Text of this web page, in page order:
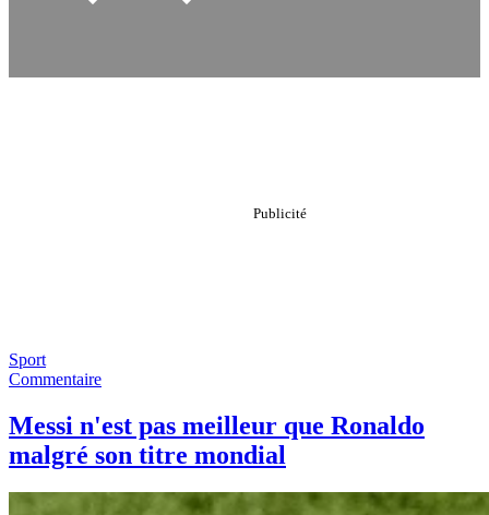
Sport
Commentaire
Messi n'est pas meilleur que Ronaldo
malgré son titre mondial